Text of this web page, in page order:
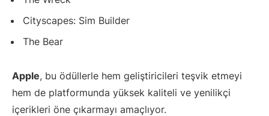
Cityscapes: Sim Builder
The Bear
Apple, bu ödüllerle hem geliştiricileri teşvik etmeyi
hem de platformunda yüksek kaliteli ve yenilikçi
içerikleri öne çıkarmayı amaçlıyor.